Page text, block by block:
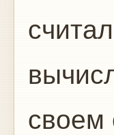
своем